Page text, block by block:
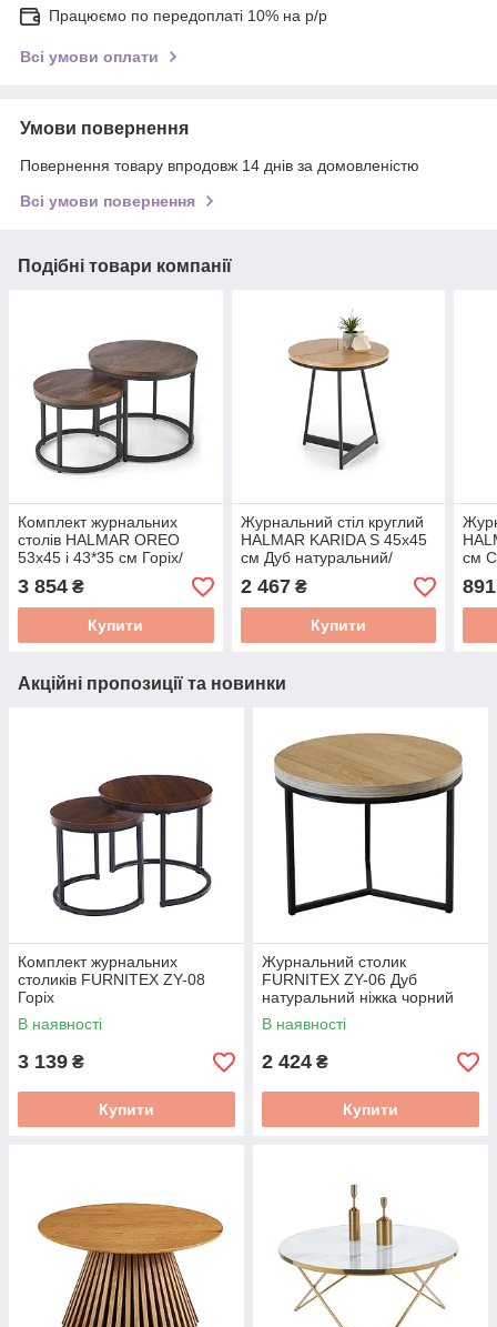
Працюємо по передоплаті 10% на р/р
Всі умови оплати
Умови повернення
Повернення товару впродовж 14 днів за домовленістю
Всі умови повернення
Подібні товари компанії
Комплект журнальних
столів HALMAR OREO
53x45 і 43*35 см Горіх/
Чорний V-CH-OREO-LAW-
ORZECHOWY
3 854 ₴
Купити
Журнальний стіл круглий
HALMAR KARIDA S 45x45
см Дуб натуральний/
чорний V-CH-KARIDA-S-
LAW
2 467₴
Купити
см
891
Акційні пропозиції та новинки
Комплект журнальних
столиків FURNITEX ZY-08
Горіх
В наявності
3 139 ₴
Купити
Журнальний столик
FURNITEX ZY-06 Дуб
натуральний ніжка чорний
В наявності
2 424 ₴
Купити